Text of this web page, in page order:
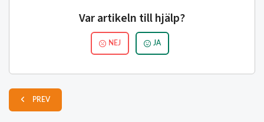
Var artikeln till hjälp?
NEJ JA
PREV